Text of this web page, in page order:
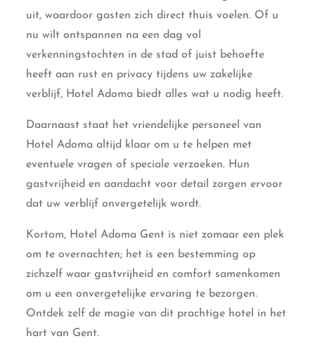
uit, waardoor gasten zich direct thuis voelen. Of u
nu wilt ontspannen na een dag vol
verkenningstochten in de stad of juist behoefte
heeft aan rust en privacy tijdens uw zakelijke
verblijf, Hotel Adoma biedt alles wat u nodig heeft.
Daarnaast staat het vriendelijke personeel van
Hotel Adoma altijd klaar om u te helpen met
eventuele vragen of speciale verzoeken. Hun
gastvrijheid en aandacht voor detail zorgen ervoor
dat uw verblijf onvergetelijk wordt.
Kortom, Hotel Adoma Gent is niet zomaar een plek
om te overnachten; het is een bestemming op
zichzelf waar gastvrijheid en comfort samenkomen
om u een onvergetelijke ervaring te bezorgen.
Ontdek zelf de magie van dit prachtige hotel in het
hart van Gent.